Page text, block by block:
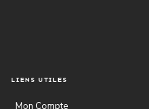
LIENS UTILES
Mon Compte